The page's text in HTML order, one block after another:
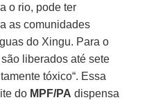
o rio, pode ter
as comunidades
do Xingu. Para o
liberados até sete
tóxico“. Essa
do MPF/PA dispensa